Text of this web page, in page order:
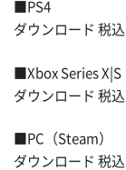
■PS4
ダウンロード 税
■Xbox Series X|S
ダウンロード 税
■PC（Steam）
ダウンロード 税